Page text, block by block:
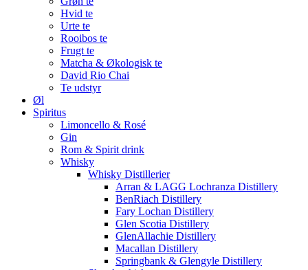
Hvid te
Urte te
Rooibos te
Frugt te
Matcha & Økologisk te
David Rio Chai
Te udstyr
Øl
Spiritus
Limoncello & Rosé
Gin
Rom & Spirit drink
Whisky
Whisky Distillerier
Arran & LAGG Lochranza Distillery
BenRiach Distillery
Fary Lochan Distillery
Glen Scotia Distillery
GlenAllachie Distillery
Macallan Distillery
Springbank & Glengyle Distillery